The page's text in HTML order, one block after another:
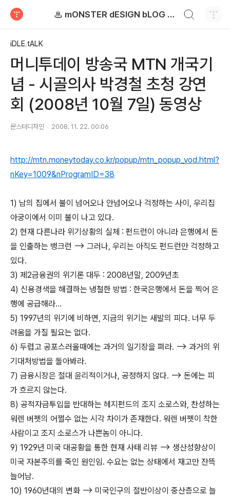
♨ mONSTER dESIGN bLOG - 몬스터디자인 블로그
iDLE tALK
머니투데이 방송국 MTN 개국기
념 - 시골의사 박경철 초청 강연
회 (2008년 10월 7일) 동영상
몬스터디자인 2008. 11. 22. 00:06
http://mtn.moneytoday.co.kr/popup/mtn_popup_vod.html?
nKey=1009&nProgramID=38
1) 남의 집에서 불이 넘어오나 안넘어오나 걱정하는 사이, 우리집
아궁이에서 이미 불이 나고 있다.
2) 현재 다른나라 위기상황의 실체 : 펀드런이 아니라 은행에서 돈
을 인출하는 뱅크런 --> 그러나, 우리는 아직도 펀드런만 걱정하고
있다.
3) 제2금융권의 위기론 대두 : 2008년말, 2009년초
4) 신용경색을 해결하는 냉철한 방법 : 한국은행에서 돈을 찍어 은
행에 공급해라...
5) 1997년의 위기에 비하면, 지금의 위기는 새발의 피다. 너무 두
려움을 가질 필요는 없다.
6) 두렵고 공포스러울때에는 과거의 일기장을 펴라. --> 과거의 위
기대처방법을 돌아봐라.
7) 금융시장은 절대 윤리적이거나, 공정하지 않다. --> 돈에는 피
가 흐르지 않는다.
8) 공적자금투입을 반대하는 헤지펀드의 조지 소로스와, 찬성하는
워렌 버펫의 어쩔수 없는 시각 차이가 존재한다. 워렌 버펫이 착한
사람이고 조지 소로스가 나쁜놈이 아니다.
9) 1929년 미국 대공황을 통한 현재 사태 리뷰 --> 생산성향상이
미국 자본주의를 죽인 원인임. 수요는 없는 상태에서 재고만 잔뜩
늘어남.
10) 1960년대의 변화 --> 미국인구의 절반이상이 중산층으로 늘